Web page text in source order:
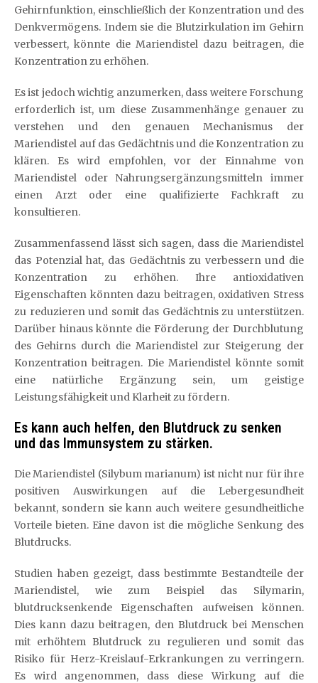
Gehirnfunktion, einschließlich der Konzentration und des
Denkvermögens. Indem sie die Blutzirkulation im Gehirn
verbessert, könnte die Mariendistel dazu beitragen, die
Konzentration zu erhöhen.
Es ist jedoch wichtig anzumerken, dass weitere Forschung
erforderlich ist, um diese Zusammenhänge genauer zu
verstehen und den genauen Mechanismus der
Mariendistel auf das Gedächtnis und die Konzentration zu
klären. Es wird empfohlen, vor der Einnahme von
Mariendistel oder Nahrungsergänzungsmitteln immer
einen Arzt oder eine qualifizierte Fachkraft zu
konsultieren.
Zusammenfassend lässt sich sagen, dass die Mariendistel
das Potenzial hat, das Gedächtnis zu verbessern und die
Konzentration zu erhöhen. Ihre antioxidativen
Eigenschaften könnten dazu beitragen, oxidativen Stress
zu reduzieren und somit das Gedächtnis zu unterstützen.
Darüber hinaus könnte die Förderung der Durchblutung
des Gehirns durch die Mariendistel zur Steigerung der
Konzentration beitragen. Die Mariendistel könnte somit
eine natürliche Ergänzung sein, um geistige
Leistungsfähigkeit und Klarheit zu fördern.
Es kann auch helfen, den Blutdruck zu senken
und das Immunsystem zu stärken.
Die Mariendistel (Silybum marianum) ist nicht nur für ihre
positiven Auswirkungen auf die Lebergesundheit
bekannt, sondern sie kann auch weitere gesundheitliche
Vorteile bieten. Eine davon ist die mögliche Senkung des
Blutdrucks.
Studien haben gezeigt, dass bestimmte Bestandteile der
Mariendistel, wie zum Beispiel das Silymarin,
blutdrucksenkende Eigenschaften aufweisen können.
Dies kann dazu beitragen, den Blutdruck bei Menschen
mit erhöhtem Blutdruck zu regulieren und somit das
Risiko für Herz-Kreislauf-Erkrankungen zu verringern.
Es wird angenommen, dass diese Wirkung auf die